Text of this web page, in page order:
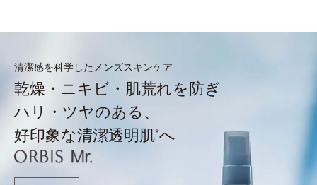
清潔感を科学したメンズスキンケア
乾燥・ニキビ・肌荒れを防ぎ
ハリ・ツヤのある、
好印象な清潔透明肌*へ